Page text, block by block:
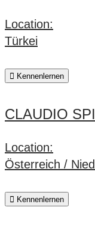
Location:
Türkei
Kennenlernen
CLAUDIO
Location:
Österreich /
Kennenlernen